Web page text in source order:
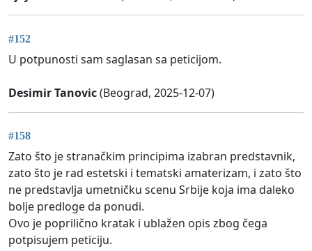
#152
U potpunosti sam saglasan sa peticijom.
Desimir Tanovic(Beograd, 2025-12-07)
#158
Zato što je stranačkim principima izabran predstavnik,
zato što je rad estetski i tematski amaterizam, i zato što
ne predstavlja umetničku scenu Srbije koja ima daleko
bolje predloge da ponudi.
Ovo je poprilično kratak i ublažen opis zbog čega
potpisujem peticiju.